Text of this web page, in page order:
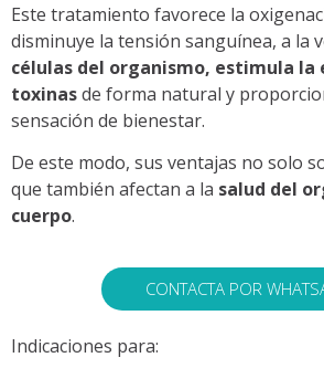
Este tratamiento favorece la
disminuye la tensión sanguínea, a la
células del organismo, estimula la
toxinasde forma natural y
sensación de bienestar.
De este modo, sus ventajas no solo
que también afectan a la salud del
cuerpo.
CONTACTA POR
Indicaciones para: